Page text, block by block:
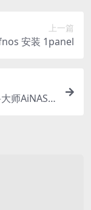
上一篇
安装 1panel
师AiNAS